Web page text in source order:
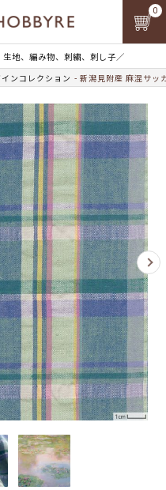
生地、編み物、刺繍、刺し子／
0
ンコレクション 新潟見附産 麻混サッ